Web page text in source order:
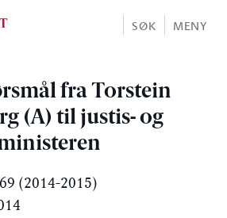
SØK MENY
fra Torstein
(A) til justis- og
(2014-2015)